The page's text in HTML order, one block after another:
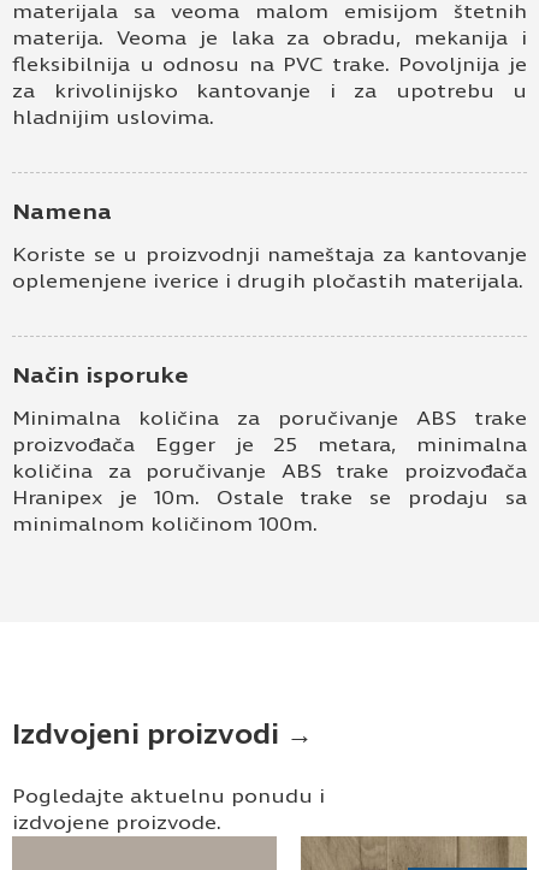
materijala sa veoma malom emisijom štetnih
materija. Veoma je laka za obradu, mekanija i
fleksibilnija u odnosu na PVC trake. Povoljnija je
za krivolinijsko kantovanje i za upotrebu u
hladnijim uslovima.
Namena
Koriste se u proizvodnji nameštaja za kantovanje
oplemenjene iverice i drugih pločastih materijala.
Način isporuke
Minimalna količina za poručivanje ABS trake
proizvođača Egger je 25 metara, minimalna
količina za poručivanje ABS trake proizvođača
Hranipex je 10m. Ostale trake se prodaju sa
minimalnom količinom 100m.
Izdvojeni proizvodi →
Pogledajte aktuelnu ponudu i
izdvojene proizvode.